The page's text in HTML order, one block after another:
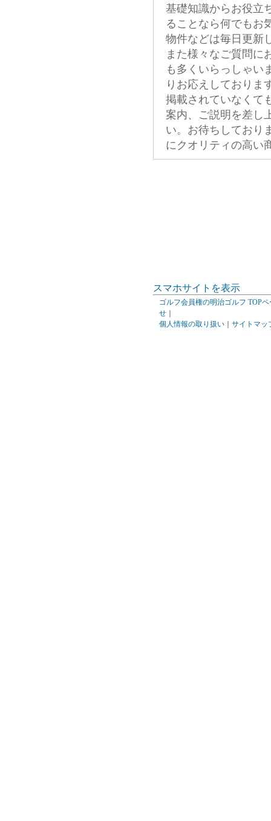
基礎知識からお役立
ることなら何でもお
物件などは毎日更新
また様々なご質問に
も多くいらっしゃい
りお応えしておりま
掲載されていなくて
案内、ご説明を差し
い。お待ちしており
にクオリティの高い
スマホサイトを表示
ゴルフ会員権の明治ゴルフ TOPペ
せ
個人情報の取り扱い
サイトマッ